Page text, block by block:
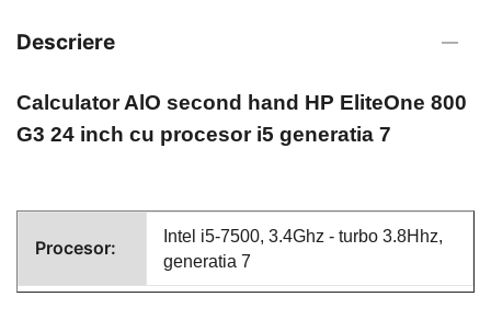
Descriere
Calculator AlO second hand HP EliteOne 800
G3 24 inch cu procesor i5 generatia 7
Procesor:
Intel i5-7500, 3.4Ghz - turbo 3.8Hhz,
generatia 7